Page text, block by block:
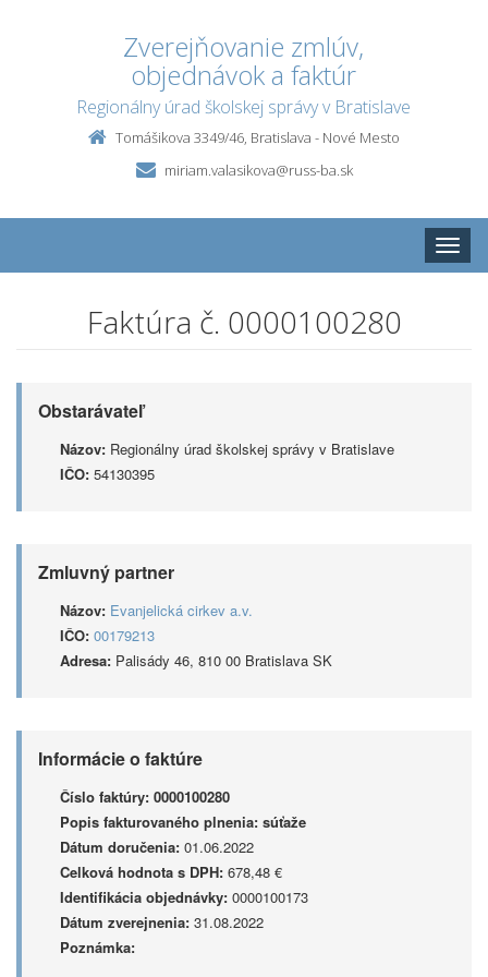
Zverejňovanie zmlúv,
objednávok a faktúr
Regionálny úrad školskej správy v Bratislave
Tomášikova 3349/46, Bratislava - Nové Mesto
miriam.valasikova@russ-ba.sk
Toggle
Faktúra č. 0000100280
Obstarávateľ
Názov: Regionálny úrad školskej správy v Bratislave
IČO: 54130395
Zmluvný partner
Názov: Evanjelická cirkev a.v.
IČO: 00179213
Adresa: Palisády 46, 810 00 Bratislava SK
Informácie o faktúre
Číslo faktúry: 0000100280
Popis fakturovaného plnenia: súťaže
Dátum doručenia: 01.06.2022
Celková hodnota s DPH: 678,48 €
Identifikácia objednávky: 0000100173
Dátum zverejnenia: 31.08.2022
Poznámka: